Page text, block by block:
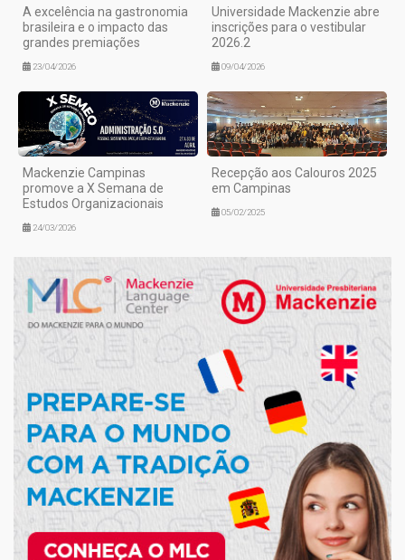
A excelência na gastronomia
brasileira e o impacto das
grandes premiações
23/04/2026
Universidade Mackenzie abre
inscrições para o vestibular
2026.2
09/04/2026
Mackenzie Campinas
promove a X Semana de
Estudos Organizacionais
24/03/2026
Recepção aos Calouros 2025
em Campinas
05/02/2025